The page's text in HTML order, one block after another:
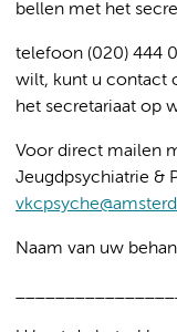
bellen met het
telefoon (020) 444
wilt, kunt u contact
het secretariaat op
Voor direct mailen
Jeugdpsychiatrie &
Naam van uw